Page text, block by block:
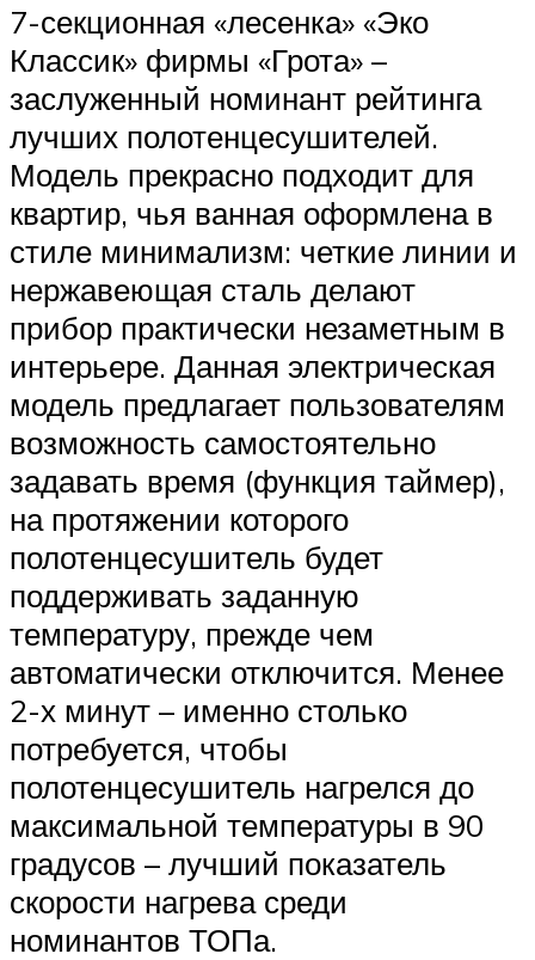
7-секционная «лесенка» «Эко
Классик» фирмы «Грота» –
заслуженный номинант рейтинга
лучших полотенцесушителей.
Модель прекрасно подходит для
квартир, чья ванная оформлена в
стиле минимализм: четкие линии и
нержавеющая сталь делают
прибор практически незаметным в
интерьере. Данная электрическая
модель предлагает пользователям
возможность самостоятельно
задавать время (функция таймер),
на протяжении которого
полотенцесушитель будет
поддерживать заданную
температуру, прежде чем
автоматически отключится. Менее
2-х минут – именно столько
потребуется, чтобы
полотенцесушитель нагрелся до
максимальной температуры в 90
градусов – лучший показатель
скорости нагрева среди
номинантов ТОПа.